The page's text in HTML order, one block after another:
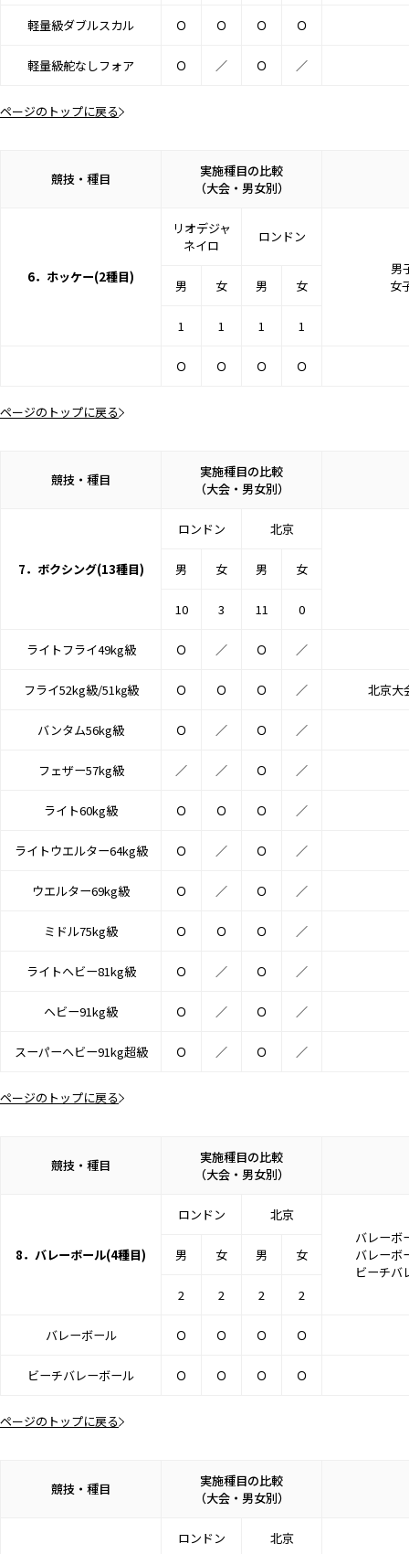
軽量級ダブルスカル Ｏ Ｏ Ｏ Ｏ
軽量級舵なしフォア Ｏ ／ Ｏ ／
ページのトップに戻る
競技・種目
実施種目の比較
（大会・男女別）
6．ホッケー(2種目)
リオデジャ
ネイロ
ロンドン
男
女
男 女 男 女
1 1 1 1
Ｏ Ｏ Ｏ Ｏ
ページのトップに戻る
競技・種目
実施種目の比較
（大会・男女別）
7．ボクシング(13種目)
ロンドン 北京
男 女 男 女
10 3 11 0
ライトフライ49kg級 Ｏ ／ Ｏ ／
フライ52kg級/51㎏級 Ｏ Ｏ Ｏ ／ 北京大
バンタム56kg級 Ｏ ／ Ｏ ／
フェザー57kg級 ／ ／ Ｏ ／
ライト60kg級 Ｏ Ｏ Ｏ ／
ライトウエルター64kg級 Ｏ ／ Ｏ ／
ウエルター69kg級 Ｏ ／ Ｏ ／
ミドル75kg級 Ｏ Ｏ Ｏ ／
ライトヘビー81kg級 Ｏ ／ Ｏ ／
ヘビー91kg級 Ｏ ／ Ｏ ／
スーパーヘビー91kg超級 Ｏ ／ Ｏ ／
ページのトップに戻る
競技・種目
実施種目の比較
（大会・男女別）
8．バレーボール(4種目)
ロンドン
北京
バレーボ
バレーボ
ビーチバ
男 女 男 女
2 2 2 2
バレーボール Ｏ Ｏ Ｏ Ｏ
ビーチバレーボール Ｏ Ｏ Ｏ Ｏ
ページのトップに戻る
競技・種目
実施種目の比較
（大会・男女別）
ロンドン 北京